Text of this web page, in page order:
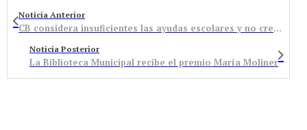
Noticia Anterior
CB considera insuficientes las ayudas escolares y no cree que el incentivo a la natalidad vaya a fijar población
Noticia Posterior
La Biblioteca Municipal recibe el premio María Moliner